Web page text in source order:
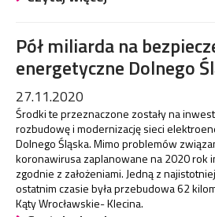
Pół miliarda na
energetyczne Dolnego
27.11.2020
Środki te przeznaczone zostały na
rozbudowę i modernizację sieci
Dolnego Śląska. Mimo problemów
koronawirusa zaplanowane na 2020 rok
zgodnie z założeniami. Jedną z
ostatnim czasie była przebudowa 62
Kąty Wrocławskie- Klecina.